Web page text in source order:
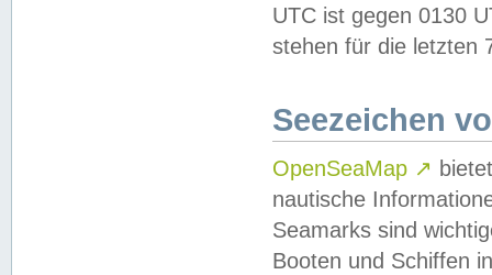
UTC ist gegen 0130
stehen für die letzten
Seezeichen
OpenSeaMap ↗
nautische
Seamarks sind
Booten und Schiffen